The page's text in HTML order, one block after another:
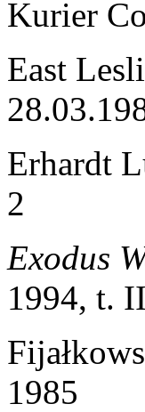
Kurier
East
Erhardt
2
Exodus
1994, t.
1985